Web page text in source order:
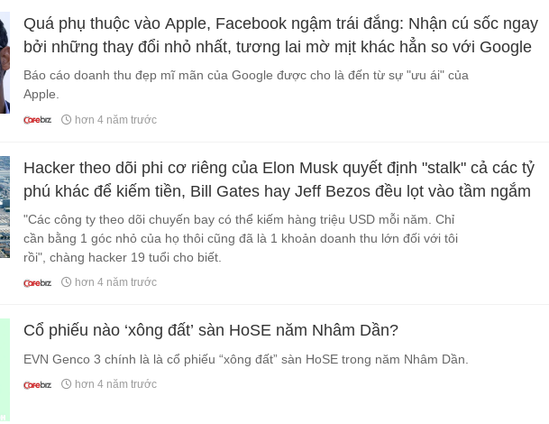
Quá phụ thuộc vào Apple, Facebook ngậm trái đắng: Nhận cú sốc ngay
bởi những thay đổi nhỏ nhất, tương lai mờ mịt khác hẳn so với Google
Báo cáo doanh thu đẹp mĩ mãn của Google được cho là đến từ sự "ưu ái" của
Apple.
hơn 4 năm trước
Hacker theo dõi phi cơ riêng của Elon Musk quyết định "stalk" cả các tỷ
phú khác để kiếm tiền, Bill Gates hay Jeff Bezos đều lọt vào tầm ngắm
"Các công ty theo dõi chuyến bay có thể kiếm hàng triệu USD mỗi năm. Chỉ
cần bằng 1 góc nhỏ của họ thôi cũng đã là 1 khoản doanh thu lớn đối với tôi
rồi", chàng hacker 19 tuổi cho biết.
hơn 4 năm trước
Cổ phiếu nào ‘xông đất’ sàn HoSE năm Nhâm Dần?
EVN Genco 3 chính là là cổ phiếu “xông đất” sàn HoSE trong năm Nhâm Dần.
hơn 4 năm trước